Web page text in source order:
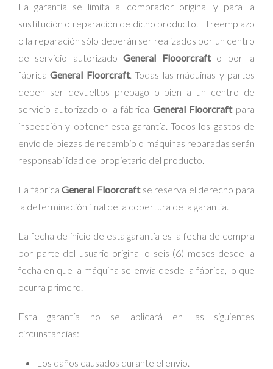
La garantía se limita al comprador original y para la
sustitución o reparación de dicho producto. El reemplazo
o la reparación sólo deberán ser realizados por un centro
de servicio autorizadoGeneral Flooorcrafto por la
fábricaGeneral Floorcraft. Todas las máquinas y partes
deben ser devueltos prepago o bien a un centro de
servicio autorizado o la fábrica General Floorcraftpara
inspección y obtener esta garantía. Todos los gastos de
envío de piezas de recambio o máquinas reparadas serán
responsabilidad del propietario del producto.
La fábricaGeneral Floorcraftse reserva el derecho para
la determinación final de la cobertura de la garantía.
La fecha de inicio de esta garantía es la fecha de compra
por parte del usuario original o seis (6) meses desde la
fecha en que la máquina se envía desde la fábrica, lo que
ocurra primero.
Esta garantía no se aplicará en las siguientes
circunstancias:
Los daños causados durante el envío.